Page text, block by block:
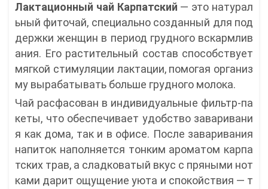
Лактационный чай Карпатский — это натурал
ьный фиточай, специально созданный для под
держки женщин в период грудного вскармлив
ания. Его растительный состав способствует
мягкой стимуляции лактации, помогая организ
му вырабатывать больше грудного молока.
Чай расфасован в индивидуальные фильтр-па
кеты, что обеспечивает удобство заваривани
я как дома, так и в офисе. После заваривания
напиток наполняется тонким ароматом карпа
тских трав, а сладковатый вкус с пряными нот
ками дарит ощущение уюта и спокойствия — т